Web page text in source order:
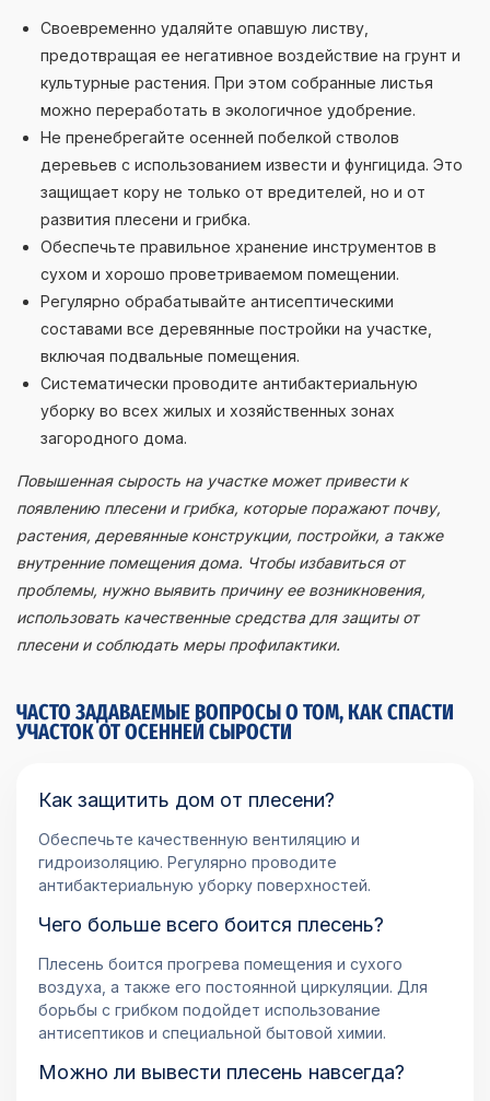
Своевременно удаляйте опавшую листву,
предотвращая ее негативное воздействие на грунт и
культурные растения. При этом собранные листья
можно переработать в экологичное удобрение.
Не пренебрегайте осенней побелкой стволов
деревьев с использованием извести и фунгицида. Это
защищает кору не только от вредителей, но и от
развития плесени и грибка.
Обеспечьте правильное хранение инструментов в
сухом и хорошо проветриваемом помещении.
Регулярно обрабатывайте антисептическими
составами все деревянные постройки на участке,
включая подвальные помещения.
Систематически проводите антибактериальную
уборку во всех жилых и хозяйственных зонах
загородного дома.
Повышенная сырость на участке может привести к
появлению плесени и грибка, которые поражают почву,
растения, деревянные конструкции, постройки, а также
внутренние помещения дома. Чтобы избавиться от
проблемы, нужно выявить причину ее возникновения,
использовать качественные средства для защиты от
плесени и соблюдать меры профилактики.
ЧАСТО ЗАДАВАЕМЫЕ ВОПРОСЫ О ТОМ, КАК СПАСТИ
УЧАСТОК ОТ ОСЕННЕЙ СЫРОСТИ
Как защитить дом от плесени?
Обеспечьте качественную вентиляцию и
гидроизоляцию. Регулярно проводите
антибактериальную уборку поверхностей.
Чего больше всего боится плесень?
Плесень боится прогрева помещения и сухого
воздуха, а также его постоянной циркуляции. Для
борьбы с грибком подойдет использование
антисептиков и специальной бытовой химии.
Можно ли вывести плесень навсегда?